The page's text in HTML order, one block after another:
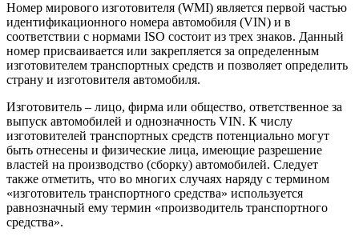
Номер мирового изготовителя (WMI) является первой частью
идентификационного номера автомобиля (VIN) и в
соответствии с нормами ISO состоит из трех знаков. Данный
номер присваивается или закрепляется за определенным
изготовителем транспортных средств и позволяет определить
страну и изготовителя автомобиля.
Изготовитель – лицо, фирма или общество, ответственное за
выпуск автомобилей и однозначность VIN. К числу
изготовителей транспортных средств потенциально могут
быть отнесены и физические лица, имеющие разрешение
властей на производство (сборку) автомобилей. Следует
также отметить, что во многих случаях наряду с термином
«изготовитель транспортного средства» используется
равнозначный ему термин «производитель транспортного
средства».